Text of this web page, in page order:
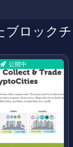
ブロックチ
公開中